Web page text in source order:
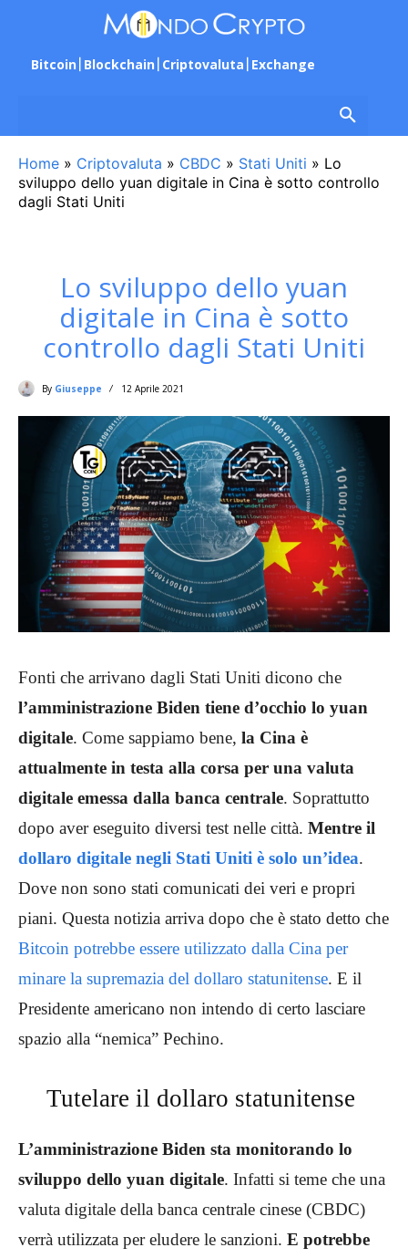
Bitcoin Blockchain Criptovaluta Exchange
Home » Criptovaluta » CBDC » Stati Uniti » Lo
sviluppo dello yuan digitale in Cina è sotto controllo
dagli Stati Uniti
Lo sviluppo dello yuan
digitale in Cina è sotto
controllo dagli Stati Uniti
By Giuseppe 12 Aprile 2021
Fonti che arrivano dagli Stati Uniti dicono che
l’amministrazione Biden tiene d’occhio lo yuan
digitale. Come sappiamo bene, la Cina è
attualmente in testa alla corsa per una valuta
digitale emessa dalla banca centrale. Soprattutto
dopo aver eseguito diversi test nelle città. Mentre il
dollaro digitale negli Stati Uniti è solo un’idea.
Dove non sono stati comunicati dei veri e propri
piani. Questa notizia arriva dopo che è stato detto che
Bitcoin potrebbe essere utilizzato dalla Cina per
minare la supremazia del dollaro statunitense. E il
Presidente americano non intendo di certo lasciare
spazio alla “nemica” Pechino.
Tutelare il dollaro statunitense
L’amministrazione Biden sta monitorando lo
sviluppo dello yuan digitale. Infatti si teme che una
valuta digitale della banca centrale cinese (CBDC)
verrà utilizzata per eludere le sanzioni. E potrebbe